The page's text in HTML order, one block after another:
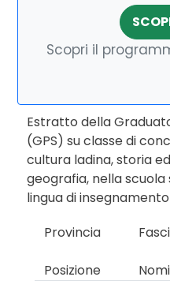
Scopri il
Estratto della
(GPS) su classe di
cultura ladina, storia
geografia, nella
lingua di
Provincia
Posizione